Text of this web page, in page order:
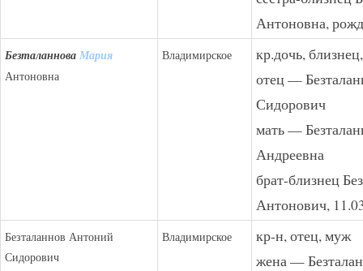
Антоновна,
Безталаннова Мария
Антоновна
Владимирское
кр.дочь,
отец —
Сидорович
мать —
Андреевна
брат-близнец
Антонович,
Безталаннов Антоний
Сидорович
Владимирское
кр-н, отец, муж
жена —